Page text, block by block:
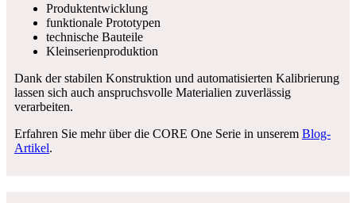
Produktentwicklung
funktionale Prototypen
technische Bauteile
Kleinserienproduktion
Dank der stabilen Konstruktion und automatisierten Kalibrierung
lassen sich auch anspruchsvolle Materialien zuverlässig
verarbeiten.
Erfahren Sie mehr über die CORE One Serie in unserem Blog-
Artikel.